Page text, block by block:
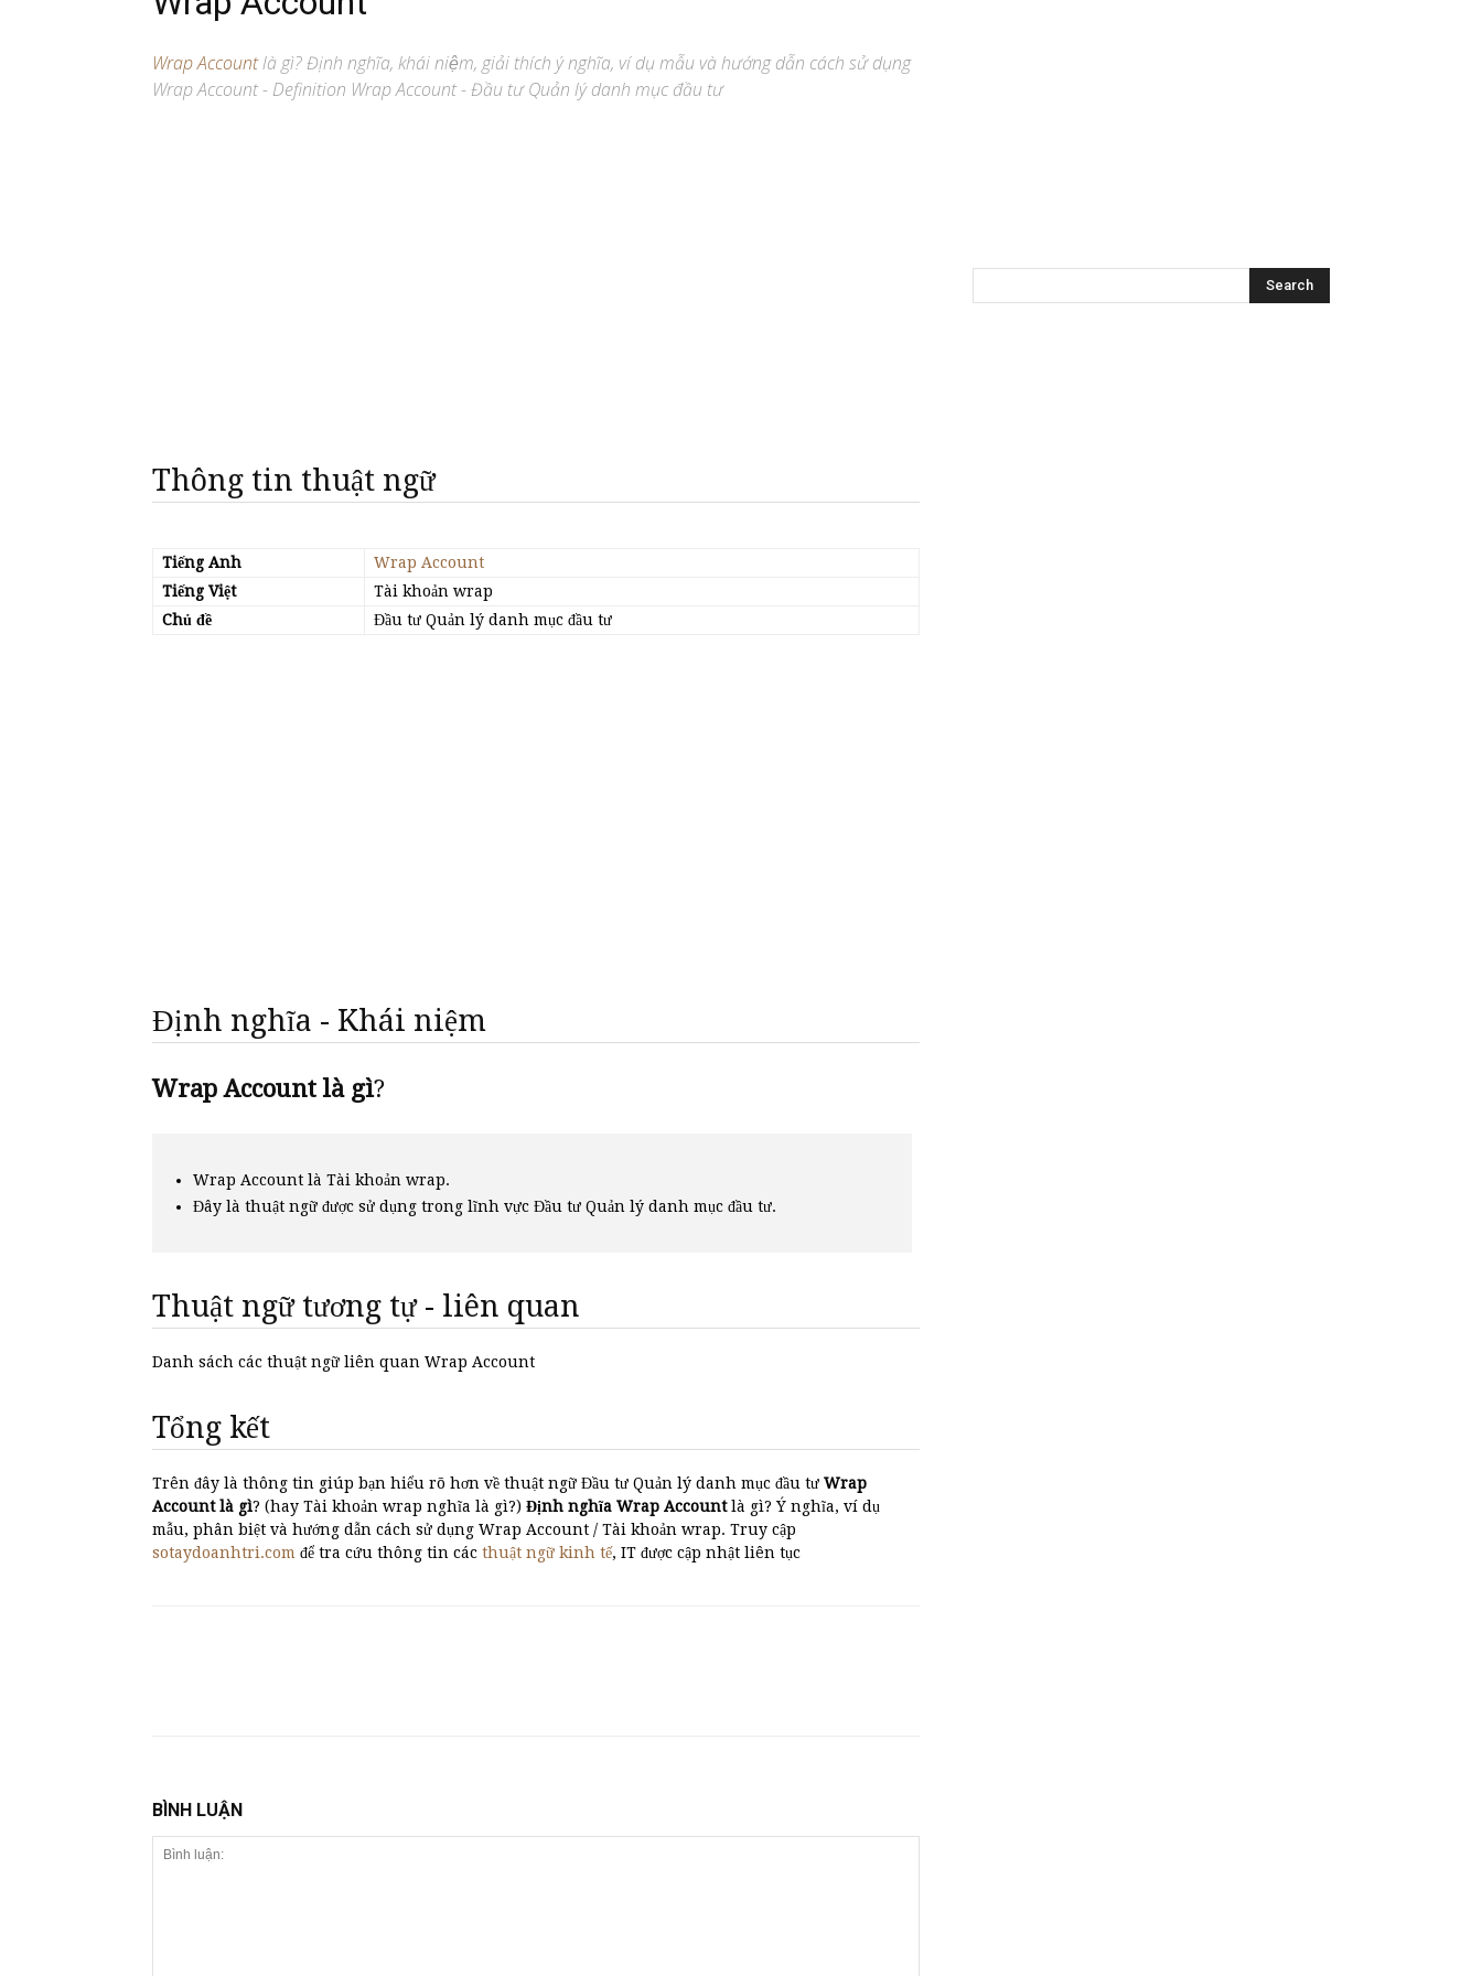
Wrap Accountlà gì? Định nghĩa, khái niệm, giải thích ý nghĩa, ví dụ mẫu và hướng dẫn cách sử dụng
Wrap Account - Definition Wrap Account - Đầu tư Quản lý danh mục đầu tư
Thông tin thuật ngữ
Tiếng Anh
Wrap Account
Tiếng Việt
Tài khoản wrap
Chủ đề
Đầu tư Quản lý danh mục đầu tư
Định nghĩa - Khái niệm
Wrap Account là gì?
Wrap Account là Tài khoản wrap.
Đây là thuật ngữ được sử dụng trong lĩnh vực Đầu tư Quản lý danh mục đầu tư.
Thuật ngữ tương tự - liên quan
Danh sách các thuật ngữ liên quan Wrap Account
Tổng kết
Trên đây là thông tin giúp bạn hiểu rõ hơn về thuật ngữ Đầu tư Quản lý danh mục đầu tư Wrap
Account là gì? (hay Tài khoản wrap nghĩa là gì?) Định nghĩa Wrap Accountlà gì? Ý nghĩa, ví dụ
mẫu, phân biệt và hướng dẫn cách sử dụng Wrap Account / Tài khoản wrap. Truy cập
sotaydoanhtri.com để tra cứu thông tin các thuật ngữ kinh tế, IT được cập nhật liên tục
BÌNH LUẬN